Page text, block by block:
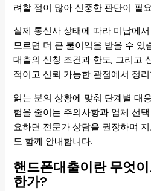
려할 점이 많아 신중한 판단이 필
실제 통신사 상태에 따라 미납에
모르면 더 큰 불이익을 받을 수 있
대출의 신청 조건과 한도, 그리고
적이고 신뢰 가능한 관점에서 정
읽는 분의 상황에 맞춰 단계별 대
험을 줄이는 주의사항과 업체 선
요하면 전문가 상담을 권장하며
도 함께 안내합니다.
핸드폰대출이란 무엇
한가?